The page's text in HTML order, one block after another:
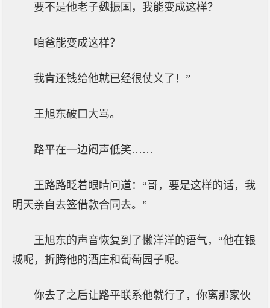
要不是他老子魏振国，我能变成这样？
咱爸能变成这样？
我肯还钱给他就已经很仗义了！”
王旭东破口大骂。
路平在一边闷声低笑……
王路路眨着眼睛问道：“哥，要是这样的话，我
明天亲自去签借款合同去。”
王旭东的声音恢复到了懒洋洋的语气，“他在银
城呢，折腾他的酒庄和葡萄园子呢。
你去了之后让路平联系他就行了，你离那家伙